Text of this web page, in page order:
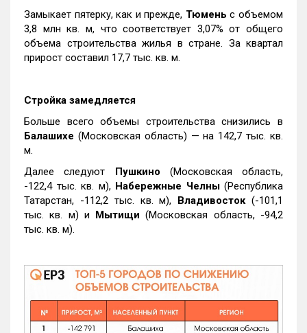
Замыкает пятерку, как и прежде, Тюмень с объемом
3,8 млн кв. м, что соответствует 3,07% от общего
объема строительства жилья в стране. За квартал
прирост составил 17,7 тыс. кв. м.
Стройка замедляется
Больше всего объемы строительства снизились в
Балашихе (Московская область) — на 142,7 тыс. кв.
м.
Далее следуют Пушкино (Московская область,
-122,4 тыс. кв. м), Набережные Челны(Республика
Татарстан, -112,2 тыс. кв. м), Владивосток(-101,1
тыс. кв. м) и Мытищи (Московская область, -94,2
тыс. кв. м).